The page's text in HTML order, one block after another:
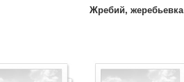
Жребий, жеребьевка